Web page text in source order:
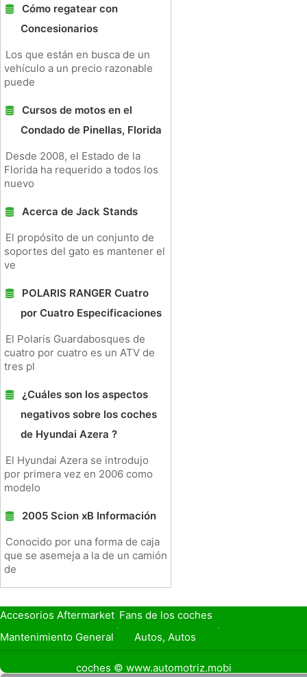
Cómo regatear con
Concesionarios
Los que están en busca de un
vehículo a un precio razonable
puede
Cursos de motos en el
Condado de Pinellas, Florida
Desde 2008, el Estado de la
Florida ha requerido a todos los
nuevo
Acerca de Jack Stands
El propósito de un conjunto de
soportes del gato es mantener el
ve
POLARIS RANGER Cuatro
por Cuatro Especificaciones
El Polaris Guardabosques de
cuatro por cuatro es un ATV de
tres pl
¿Cuáles son los aspectos
negativos sobre los coches
de Hyundai Azera ?
El Hyundai Azera se introdujo
por primera vez en 2006 como
modelo
2005 Scion xB Información
Conocido por una forma de caja
que se asemeja a la de un camión
de
Accesorios Aftermarket Fans de los coches
Seguro de Coche
Préstamos y Financiación
Mantenimiento General
Autos, Autos
Seguridad Vial
Combustibles
Vender Mi Cochecoches © www.automotriz.mobi